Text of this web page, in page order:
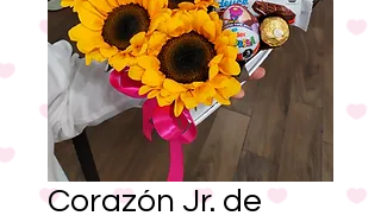
Corazón Jr. de